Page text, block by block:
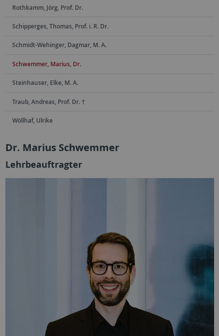
Rothkamm, Jörg, Prof. Dr.
Schipperges, Thomas, Prof. i. R. Dr.
Schmidt-Wehinger, Dagmar, M. A.
Schwemmer, Marius, Dr.
Steinhauser, Elke, M. A.
Traub, Andreas, Prof. Dr. †
Wöllhaf, Ulrike
Dr. Marius Schwemmer
Lehrbeauftragter